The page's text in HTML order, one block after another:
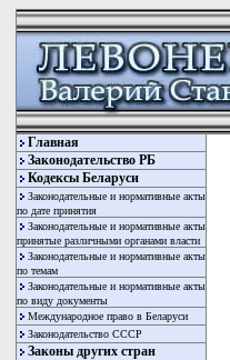
Главная
Законодательство РБ
Кодексы Беларуси
Законодательные и нормативные акты
по дате принятия
Законодательные и нормативные акты
принятые различными органами власти
Законодательные и нормативные акты
по темам
Законодательные и нормативные акты
по виду документы
Международное право в Беларуси
Законодательство СССР
Законы других стран